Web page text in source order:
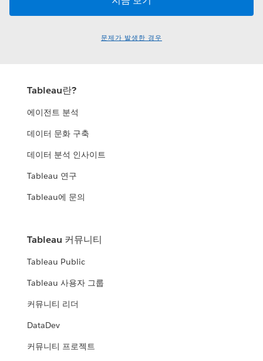
문제가 발생한 경우
Tableau란?
에이전트 분석
데이터 문화 구축
데이터 분석 인사이트
Tableau 연구
Tableau에 문의
Tableau 커뮤니티
Tableau Public
Tableau 사용자 그룹
커뮤니티 리더
DataDev
커뮤니티 프로젝트